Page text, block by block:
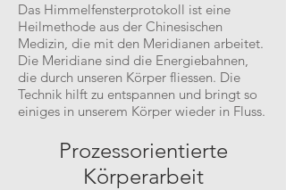
Das Himmelfensterprotokoll ist eine
Heilmethode aus der Chinesischen
Medizin, die mit den Meridianen arbeitet.
Die Meridiane sind die Energiebahnen,
die durch unseren Körper fliessen. Die
Technik hilft zu entspannen und bringt so
einiges in unserem Körper wieder in Fluss.
Prozessorientierte
Körperarbeit